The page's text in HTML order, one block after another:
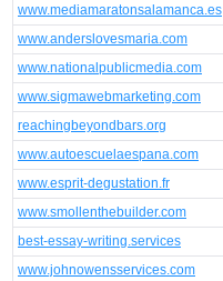
www.mediamaratonsalamanca.es
www.anderslovesmaria.com
www.nationalpublicmedia.com
www.sigmawebmarketing.com
reachingbeyondbars.org
www.autoescuelaespana.com
www.esprit-degustation.fr
www.smollenthebuilder.com
best-essay-writing.services
www.johnowensservices.com